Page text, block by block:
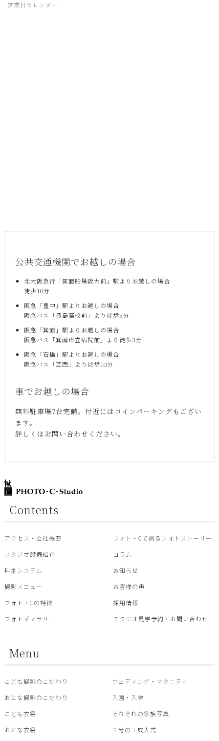
営業日カレンダー
公共交通機関でお越しの場合
北大阪急行「箕面船場阪大前」駅よりお越しの場合
徒歩10分
阪急「豊中」駅よりお越しの場合
阪急バス「豊島高校前」より徒歩5分
阪急「箕面」駅よりお越しの場合
阪急バス「箕面市立病院前」より徒歩3分
阪急「石橋」駅よりお越しの場合
阪急バス「芝西」より徒歩10分
車でお越しの場合
無料駐車場7台完備。付近にはコインパーキングもござい
ます。
詳しくはお問い合わせください。
Contents
アクセス・会社概要
スタジオ設備紹介
料金システム
撮影メニュー
フォト・Cの特徴
フォトギャラリー
フォト・Cで創るフォトストーリー
コラム
お知らせ
お客様の声
採用情報
スタジオ見学予約・お問い合わせ
Menu
こども撮影のこだわり
おとな撮影のこだわり
こども衣裳
おとな衣裳
ウェディング・マタニティ
入園・入学
それぞれの家族写真
２分の１成人式